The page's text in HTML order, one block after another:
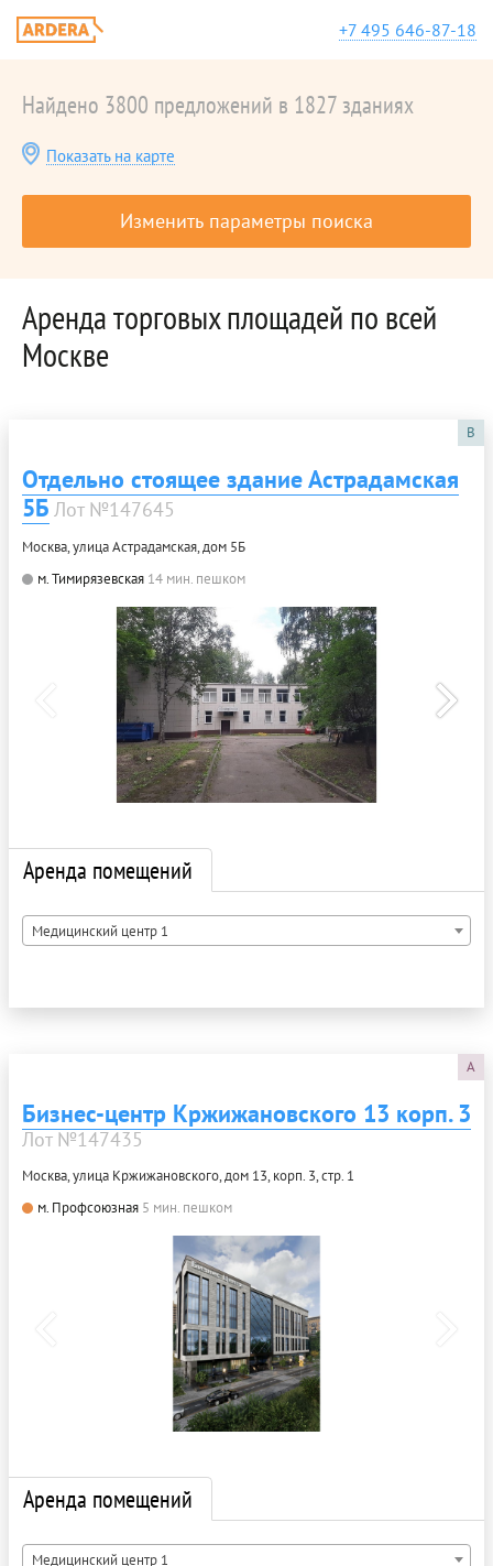
+7 495 646-87-18
Найдено 3800 предложений в 1827 зданиях
Показать на карте
Изменить параметры поиска
Аренда торговых площадей по всей
Москве
B
Отдельно стоящее здание Астрадамская
5Б Лот №147645
Москва, улица Астрадамская, дом 5Б
м. Тимирязевская 14 мин. пешком
Аренда помещений
Медицинский центр 1
A
Бизнес-центр Кржижановского 13 корп. 3
Лот №147435
Москва, улица Кржижановского, дом 13, корп. 3, стр. 1
м. Профсоюзная 5 мин. пешком
Аренда помещений
Медицинский центр 1